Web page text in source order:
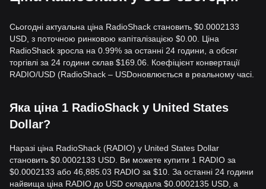
Сьогодні актуальна ціна RadioShack становить $0.0002133
USD, з поточною ринковою капіталізацією $0.00. Ціна
RadioShack зросла на 0.99% за останні 24 години, а обсяг
торгівлі за 24 години склав $169.06. Коефіцієнт конвертації
RADIO/USD (RadioShack – USDоновлюється в реальному часі.
Яка ціна 1 RadioShack у United States
Dollar?
Наразі ціна RadioShack (RADIO) у United States Dollar
становить $0.0002133 USD. Ви можете купити 1 RADIO за
$0.0002133 або 46,885.03 RADIO за $10. За останні 24 години
найвища ціна RADIO до USD складала $0.0002135 USD, а